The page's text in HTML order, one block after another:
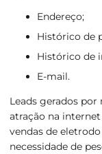
Endereço;
Histórico de
Histórico de
E-mail.
Leads gerados
atração na
vendas de
necessidade de